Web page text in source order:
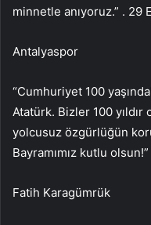
minnetle anıyoruz.” . 29
Antalyaspor
“Cumhuriyet 100
Atatürk. Bizler 100
yolcusuz özgürlüğün
Bayramımız kutlu olsun!”
Fatih Karagümrük